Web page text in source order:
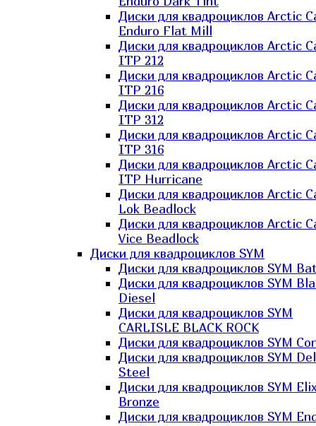
Диски для квадроциклов Arctic
Enduro Flat Mill
Диски для квадроциклов Arctic
ITP 212
Диски для квадроциклов Arctic
ITP 216
Диски для квадроциклов Arctic
ITP 312
Диски для квадроциклов Arctic
ITP 316
Диски для квадроциклов Arctic
ITP Hurricane
Диски для квадроциклов Arctic
Lok Beadlock
Диски для квадроциклов Arctic
Vice Beadlock
Диски для квадроциклов SYM
Диски для квадроциклов SYM
Диски для квадроциклов SYM
Diesel
Диски для квадроциклов SYM
CARLISLE BLACK ROCK
Диски для квадроциклов SYM
Диски для квадроциклов SYM
Steel
Диски для квадроциклов SYM
Bronze
Диски для квадроциклов SYM